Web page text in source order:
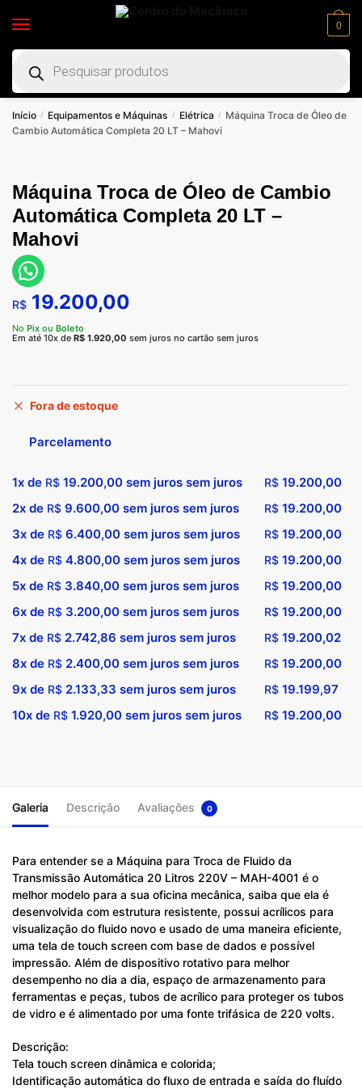
0
Início / Equipamentos e Máquinas / Elétrica /
Máquina Troca de Óleo de
Cambio Automática Completa 20 LT – Mahovi
Máquina Troca de Óleo de Cambio
Automática Completa 20 LT –
Mahovi
R$ 19.200,00
No Pix ou Boleto
Em até 10x de R$ 1.920,00 sem juros no cartão sem juros
Fora de estoque
Parcelamento
1x de R$ 19.200,00 sem juros sem juros R$ 19.200,00
2x de R$ 9.600,00 sem juros sem juros R$ 19.200,00
3x de R$ 6.400,00 sem juros sem juros R$ 19.200,00
4x de R$ 4.800,00 sem juros sem juros R$ 19.200,00
5x de R$ 3.840,00 sem juros sem juros R$ 19.200,00
6x de R$ 3.200,00 sem juros sem juros R$ 19.200,00
7x de R$ 2.742,86 sem juros sem juros R$ 19.200,02
8x de R$ 2.400,00 sem juros sem juros R$ 19.200,00
9x de R$ 2.133,33 sem juros sem juros R$ 19.199,97
10x de R$ 1.920,00 sem juros sem juros R$ 19.200,00
Galeria Descrição Avaliações 0
Para entender se a Máquina para Troca de Fluido da
Transmissão Automática 20 Litros 220V – MAH-4001 é o
melhor modelo para a sua oficina mecânica, saiba que ela é
desenvolvida com estrutura resistente, possui acrílicos para
visualização do fluido novo e usado de uma maneira eficiente,
uma tela de touch screen com base de dados e possível
impressão. Além de dispositivo rotativo para melhor
desempenho no dia a dia, espaço de armazenamento para
ferramentas e peças, tubos de acrílico para proteger os tubos
de vidro e é alimentado por uma fonte trifásica de 220 volts.
Descrição:
Tela touch screen dinâmica e colorida;
Identificação automática do fluxo de entrada e saída do fluído